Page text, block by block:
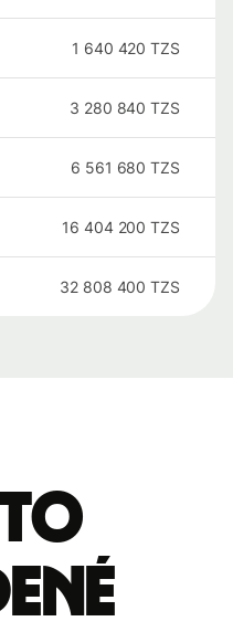
1 640 420 TZS
3 280 840 TZS
6 561 680 TZS
16 404 200 TZS
32 808 400 TZS